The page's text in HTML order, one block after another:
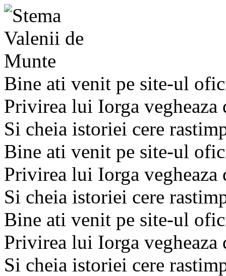
Bine ati venit pe site-ul
Privirea lui Iorga
Si cheia istoriei cere
Bine ati venit pe site-ul
Privirea lui Iorga
Si cheia istoriei cere
Bine ati venit pe site-ul
Privirea lui Iorga
Si cheia istoriei cere